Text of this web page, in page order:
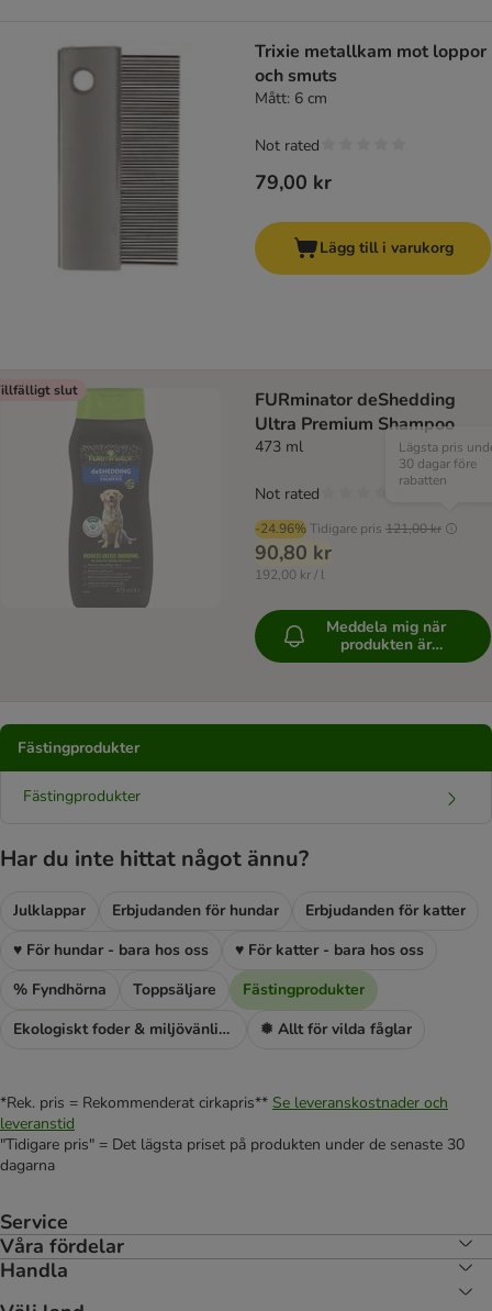
Trixie metallkam mot loppor
och smuts
Mått: 6 cm
79,00 kr
Not rated
Lägg till i varukorg
slut
FURminator deShedding
Ultra Premium Shampoo
473 ml
-24.96% Tidigare pris 121,00 kr
Lägsta pris
30 dagar före
rabatten
90,80 kr
192,00 kr / l
Not rated
Meddela mig när
produkten är
tillgänglig
Fästingprodukter
Fästingprodukter
Har du inte hittat något ännu?
Julklappar Erbjudanden för hundar
Erbjudanden för katter
♥ För hundar - bara hos oss
♥ För katter - bara hos oss
% Fyndhörna
Toppsäljare
Fästingprodukter
Ekologiskt foder & miljövänlig kattsand
❅ Allt för vilda fåglar
*Rek. pris = Rekommenderat cirkapris** Se leveranskostnader och
leveranstid
"Tidigare pris" = Det lägsta priset på produkten under de senaste 30
dagarna
Service
Våra fördelar
Handla